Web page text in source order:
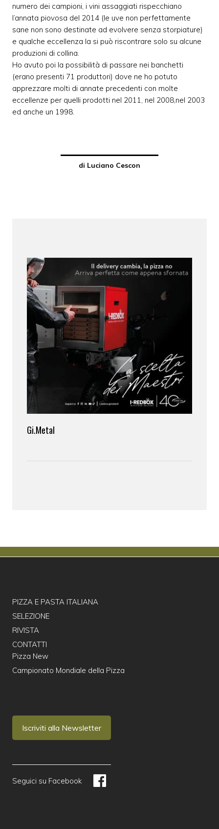
numero dei campioni, i vini assaggiati rispecchiano
l’annata piovosa del 2014 (le uve non perfettamente
sane non sono destinate ad evolvere senza storpiature)
e qualche eccellenza la si può riscontrare solo su alcune
produzioni di collina.
Ho avuto poi la possibilità di passare nei banchetti
(erano presenti 71 produttori) dove ne ho potuto
apprezzare molti di annate precedenti con molte
eccellenze per quelli prodotti nel 2011, nel 2008,nel 2003
ed anche un 1998.
di Luciano Cescon
Gi.Metal
PIZZA E PASTA ITALIANA
SELEZIONE
RIVISTA
CONTATTI
Pizza New
Campionato Mondiale della Pizza
Iscriviti alla Newsletter
Seguici su Facebook